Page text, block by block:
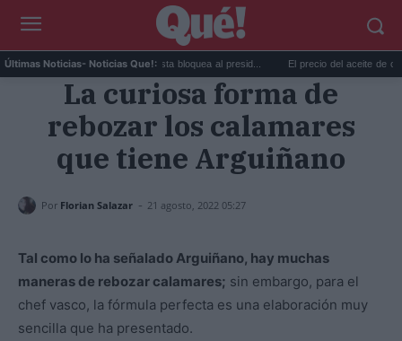
Últimas Noticias- Noticias Que!:
Taylor Swift y Trump: la artista bloquea al presid... El precio del aceite de oliva
La curiosa forma de
rebozar los calamares
que tiene Arguiñano
Por Florian Salazar - 21 agosto, 2022 05:27
Tal como lo ha señalado Arguiñano, hay muchas
maneras de rebozar calamares; sin embargo, para el
chef vasco, la fórmula perfecta es una elaboración muy
sencilla que ha presentado.